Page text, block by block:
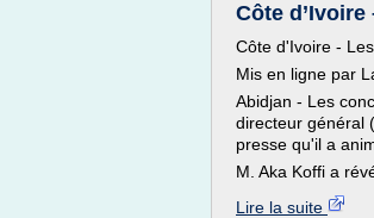
Côte
Côte d'Ivoire -
Mis en ligne par
Abidjan - Les
directeur général
presse qu'il a
M. Aka Koffi a
Lire la suite